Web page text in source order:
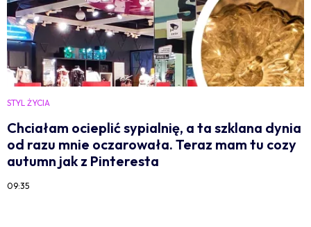
STYL ŻYCIA
Chciałam ocieplić sypialnię, a ta szklana dynia
od razu mnie oczarowała. Teraz mam tu cozy
autumn jak z Pinteresta
09:35